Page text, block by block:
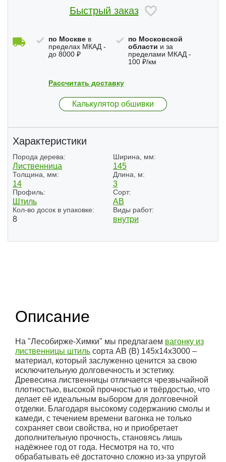
Быстрый заказ
по Москве в
пределах МКАД -
до 8000 ₽
по Московской
области и за
пределами МКАД -
100 ₽/км
Рассчитать доставку
Калькулятор обшивки
Характеристики
Порода дерева:
Лиственница
Ширина, мм:
145
Толщина, мм:
14
Длина, м:
3
Профиль:
Штиль
Сорт:
АВ
Кол-во досок в упаковке:
8
Виды работ:
внутри
Описание
На "Лесобирже-Химки" мы предлагаем вагонку из
лиственницы штиль сорта АВ (В) 145x14x3000 –
материал, который заслуженно ценится за свою
исключительную долговечность и эстетику.
Древесина лиственницы отличается чрезвычайной
плотностью, высокой прочностью и твёрдостью, что
делает её идеальным выбором для долговечной
отделки. Благодаря высокому содержанию смолы и
камеди, с течением времени вагонка не только
сохраняет свои свойства, но и приобретает
дополнительную прочность, становясь лишь
надёжнее год от года. Несмотря на то, что
обрабатывать её достаточно сложно из-за упругой